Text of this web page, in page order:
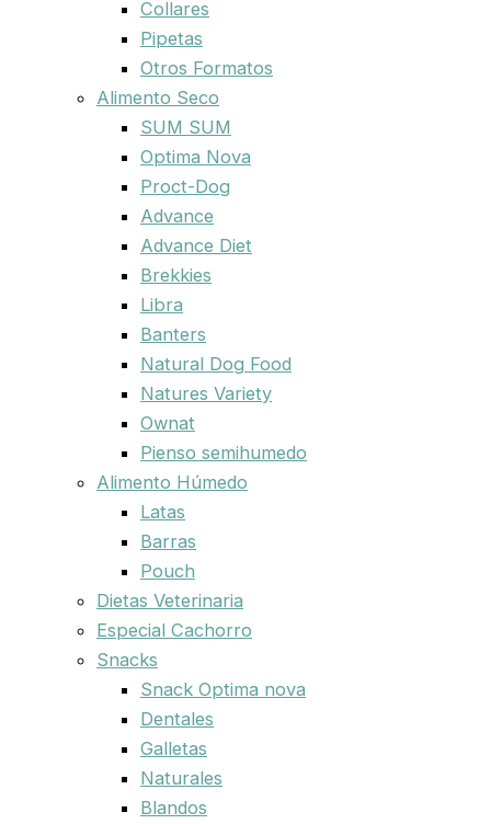
Collares
Pipetas
Otros Formatos
Alimento Seco
SUM SUM
Optima Nova
Proct-Dog
Advance
Advance Diet
Brekkies
Libra
Banters
Natural Dog Food
Natures Variety
Ownat
Pienso semihumedo
Alimento Húmedo
Latas
Barras
Pouch
Dietas Veterinaria
Especial Cachorro
Snacks
Snack Optima nova
Dentales
Galletas
Naturales
Blandos